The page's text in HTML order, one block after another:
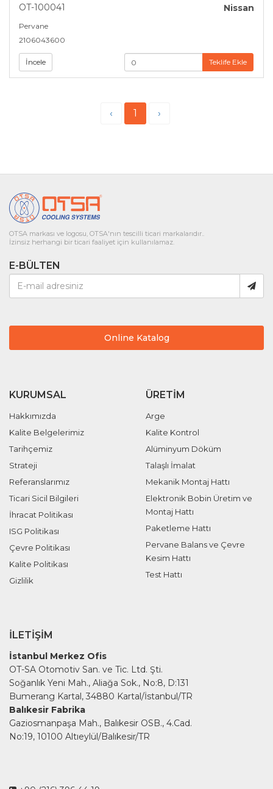
OT-100041 Nissan
Pervane
2106043600
İncele Teklife Ekle
‹ 1 ›
OTSA markası ve logosu, OTSA'nın tescilli ticari markalarıdır..
İzinsiz herhangi bir ticari faaliyet için kullanılamaz.
E-BÜLTEN
Online Katalog
KURUMSAL
Hakkımızda
Kalite Belgelerimiz
Tarihçemiz
Strateji
Referanslarımız
Ticari Sicil Bilgileri
İhracat Politikası
ISG Politikası
Çevre Politikası
Kalite Politikası
Gizlilik
ÜRETIM
Arge
Kalite Kontrol
Alüminyum Döküm
Talaşlı İmalat
Mekanik Montaj Hattı
Elektronik Bobin Üretim ve
Montaj Hattı
Paketleme Hattı
Pervane Balans ve Çevre
Kesim Hattı
Test Hattı
İLETIŞIM
İstanbul Merkez Ofis
OT-SA Otomotiv San. ve Tic. Ltd. Şti.
Soğanlık Yeni Mah., Aliağa Sok., No:8, D:131
Bumerang Kartal, 34880 Kartal/İstanbul/TR
Balıkesir Fabrika
Gaziosmanpaşa Mah., Balıkesir OSB., 4.Cad.
No:19, 10100 Altıeylül/Balıkesir/TR